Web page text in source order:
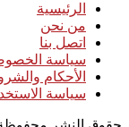
الرئيسية
من نحن
اتصل بنا
سياسة
الأحكام
سياسة